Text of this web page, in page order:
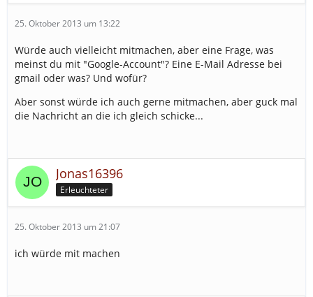
25. Oktober 2013 um 13:22
Würde auch vielleicht mitmachen, aber eine Frage, was
meinst du mit "Google-Account"? Eine E-Mail Adresse bei
gmail oder was? Und wofür?
Aber sonst würde ich auch gerne mitmachen, aber guck mal
die Nachricht an die ich gleich schicke...
Jonas16396
Erleuchteter
25. Oktober 2013 um 21:07
ich würde mit machen